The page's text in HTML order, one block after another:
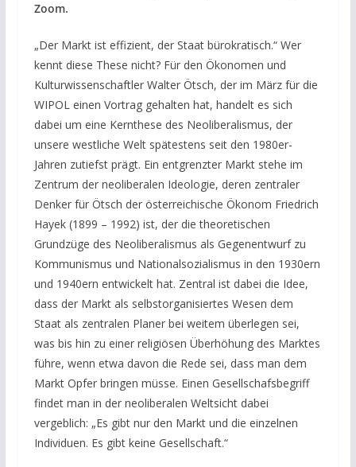
Zoom.
„Der Markt ist effizient, der Staat bürokratisch.“ Wer
kennt diese These nicht? Für den Ökonomen und
Kulturwissenschaftler Walter Ötsch, der im März für die
WIPOL einen Vortrag gehalten hat, handelt es sich
dabei um eine Kernthese des Neoliberalismus, der
unsere westliche Welt spätestens seit den 1980er-
Jahren zutiefst prägt. Ein entgrenzter Markt stehe im
Zentrum der neoliberalen Ideologie, deren zentraler
Denker für Ötsch der österreichische Ökonom Friedrich
Hayek (1899 – 1992) ist, der die theoretischen
Grundzüge des Neoliberalismus als Gegenentwurf zu
Kommunismus und Nationalsozialismus in den 1930ern
und 1940ern entwickelt hat. Zentral ist dabei die Idee,
dass der Markt als selbstorganisiertes Wesen dem
Staat als zentralen Planer bei weitem überlegen sei,
was bis hin zu einer religiösen Überhöhung des Marktes
führe, wenn etwa davon die Rede sei, dass man dem
Markt Opfer bringen müsse. Einen Gesellschafsbegriff
findet man in der neoliberalen Weltsicht dabei
vergeblich: „Es gibt nur den Markt und die einzelnen
Individuen. Es gibt keine Gesellschaft.“